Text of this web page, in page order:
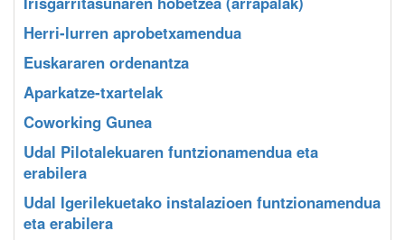
Herri-lurren aprobetxamendua
Euskararen ordenantza
Aparkatze-txartelak
Coworking Gunea
Udal Pilotalekuaren funtzionamendua eta
erabilera
Udal Igerilekuetako instalazioen funtzionamendua
eta erabilera